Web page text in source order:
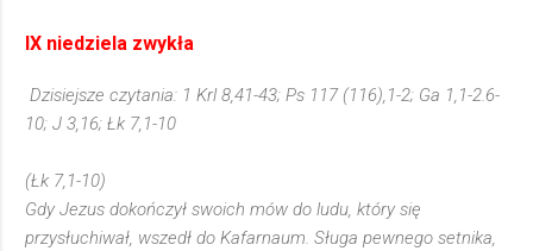
IX niedziela zwykła
Dzisiejsze czytania: 1 Krl 8,41-43; Ps 117 (116),1-2; Ga 1,1-2.6-
10; J 3,16; Łk 7,1-10
(Łk 7,1-10)
Gdy Jezus dokończył swoich mów do ludu, który się
przysłuchiwał, wszedł do Kafarnaum. Sługa pewnego setnika,